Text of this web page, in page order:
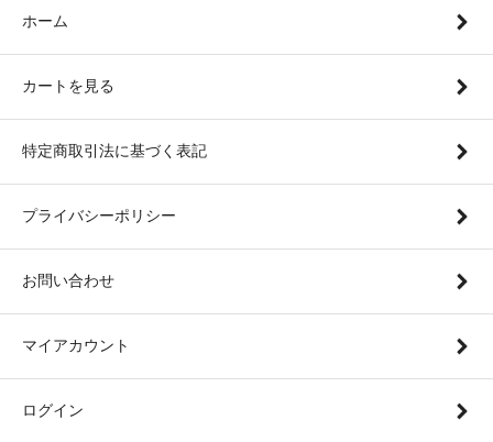
ホーム
カートを見る
特定商取引法に基づく表記
プライバシーポリシー
お問い合わせ
マイアカウント
ログイン